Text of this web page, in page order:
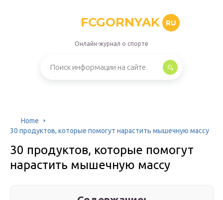
FCGORNYAK RU
Онлайн-журнал о спорте
Home
30 продуктов, которые помогут нарастить мышечную массу
30 продуктов, которые помогут
нарастить мышечную массу